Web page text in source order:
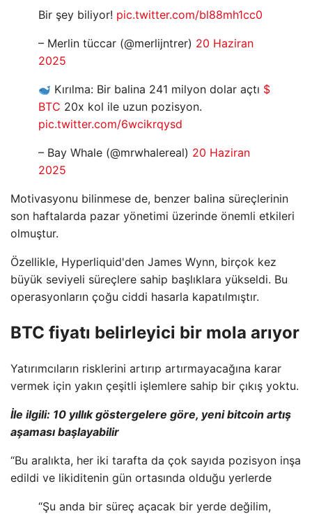
Bir şey biliyor! pic.twitter.com/bl88mh1cc0
– Merlin tüccar (@merlijntrer) 20 Haziran
2025
Kırılma: Bir balina 241 milyon dolar açtı $
BTC 20x kol ile uzun pozisyon.
pic.twitter.com/6wcikrqysd
– Bay Whale (@mrwhalereal) 20 Haziran
2025
Motivasyonu bilinmese de, benzer balina süreçlerinin
son haftalarda pazar yönetimi üzerinde önemli etkileri
olmuştur.
Özellikle, Hyperliquid'den James Wynn, birçok kez
büyük seviyeli süreçlere sahip başlıklara yükseldi. Bu
operasyonların çoğu ciddi hasarla kapatılmıştır.
BTC fiyatı belirleyici bir mola arıyor
Yatırımcıların risklerini artırıp artırmayacağına karar
vermek için yakın çeşitli işlemlere sahip bir çıkış yoktu.
İle ilgili: 10 yıllık göstergelere göre, yeni bitcoin artış
aşaması başlayabilir
“Bu aralıkta, her iki tarafta da çok sayıda pozisyon inşa
edildi ve likiditenin gün ortasında olduğu yerlerde
“Şu anda bir süreç açacak bir yerde değilim,